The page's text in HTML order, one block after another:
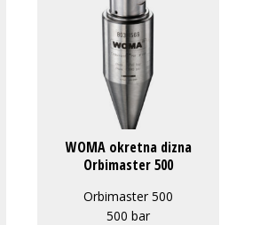
WOMA okretna dizna
Orbimaster 500
Orbimaster 500
500 bar